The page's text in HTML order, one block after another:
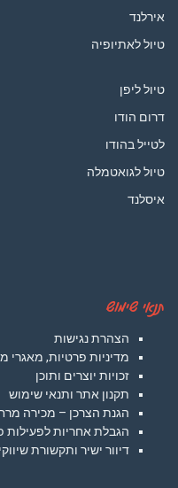
אירלנד
טיול לאתיופיה
טיול ליפן
דרום הודו
לטייל בהודו
טיול לגואטמלה
איסלנד
תנאי שימוש
הצהרת נגישות
מדיניות פרטיות, מאגרי
זכויות יוצרים ותוכן
תקנון אתר ותנאי שימוש
הגנת הצרכן – מכירה
הגבלת אחריות לפעילות
דיוור ישיר ותקשורת